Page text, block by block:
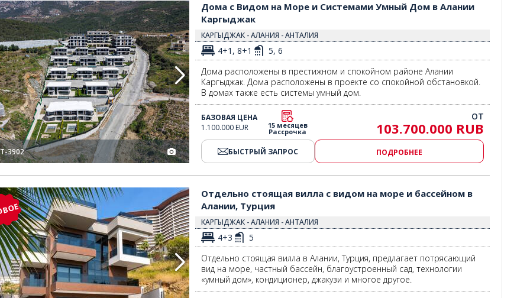
Каргыджак 2
Дома с Видом на Море и Системами Умный Дом в Алании Каргыджак 3
3902
Дома с Видом на Море и Системами Умный Дом в Алании
Каргыджак
КАРГЫДЖАК - АЛАНИЯ - АНТАЛИЯ
4+1, 8+1
5, 6
Дома расположены в престижном и спокойном районе Алании
Каргыджак. Дома расположены в проекте со спокойной обстановкой.
В домах также есть системы умный дом.
БАЗОВАЯ ЦЕНА
1.100.000 EUR
15 месяцев
Рассрочка
ОТ
103.700.000 RUB
БЫСТРЫЙ ЗАПРОС ПОДРОБНЕЕ
в Алании, Турция 2
Отдельно стоящая вилла с видом на море и бассейном в Алании, Турция 3Отдельно стоящая вилла с видом на море и бассейном в
Алании, Турция
КАРГЫДЖАК - АЛАНИЯ - АНТАЛИЯ
4+3
5
Отдельно стоящая вилла в Алании, Турция, предлагает потрясающий
вид на море, частный бассейн, благоустроенный сад, технологии
«умный дом», кондиционер, джакузи и многое другое.